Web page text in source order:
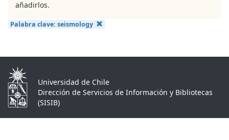
añadirlos.
Palabra clave: seismology
Universidad de Chile
Dirección de Servicios de Información y Bibliotecas
(SISIB)